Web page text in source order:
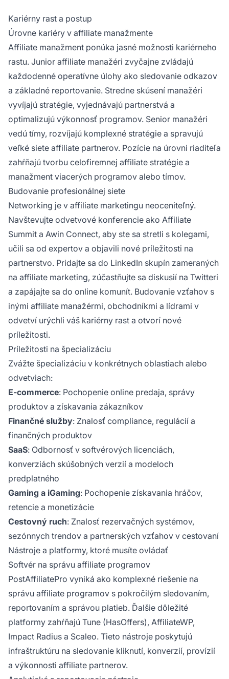
Kariérny rast a postup
Úrovne kariéry v affiliate manažmente
Affiliate manažment ponúka jasné možnosti kariérneho
rastu. Junior affiliate manažéri zvyčajne zvládajú
každodenné operatívne úlohy ako sledovanie odkazov
a základné reportovanie. Stredne skúsení manažéri
vyvíjajú stratégie, vyjednávajú partnerstvá a
optimalizujú výkonnosť programov. Senior manažéri
vedú tímy, rozvíjajú komplexné stratégie a spravujú
veľké siete affiliate partnerov. Pozície na úrovni riaditeľa
zahŕňajú tvorbu celofiremnej affiliate stratégie a
manažment viacerých programov alebo tímov.
Budovanie profesionálnej siete
Networking je v affiliate marketingu neoceniteľný.
Navštevujte odvetvové konferencie ako Affiliate
Summit a Awin Connect, aby ste sa stretli s kolegami,
učili sa od expertov a objavili nové príležitosti na
partnerstvo. Pridajte sa do LinkedIn skupín zameraných
na affiliate marketing, zúčastňujte sa diskusií na Twitteri
a zapájajte sa do online komunít. Budovanie vzťahov s
inými affiliate manažérmi, obchodníkmi a lídrami v
odvetví urýchli váš kariérny rast a otvorí nové
príležitosti.
Príležitosti na špecializáciu
Zvážte špecializáciu v konkrétnych oblastiach alebo
odvetviach:
E-commerce: Pochopenie online predaja, správy
produktov a získavania zákazníkov
Finančné služby: Znalosť compliance, regulácií a
finančných produktov
SaaS: Odbornosť v softvérových licenciách,
konverziách skúšobných verzií a modeloch
predplatného
Gaming a iGaming: Pochopenie získavania hráčov,
retencie a monetizácie
Cestovný ruch: Znalosť rezervačných systémov,
sezónnych trendov a partnerských vzťahov v cestovaní
Nástroje a platformy, ktoré musíte ovládať
Softvér na správu affiliate programov
PostAffiliatePro vyniká ako komplexné riešenie na
správu affiliate programov s pokročilým sledovaním,
reportovaním a správou platieb. Ďalšie dôležité
platformy zahŕňajú Tune (HasOffers), AffiliateWP,
Impact Radius a Scaleo. Tieto nástroje poskytujú
infraštruktúru na sledovanie kliknutí, konverzií, provízií
a výkonnosti affiliate partnerov.